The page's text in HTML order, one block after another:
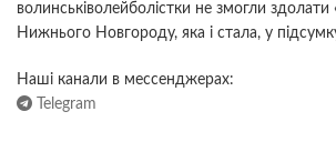
волинськiволейболiстки не змогли здолати
Нижнього Новгороду, яка i стала, у
Наші канали в мессенджерах:
Telegram